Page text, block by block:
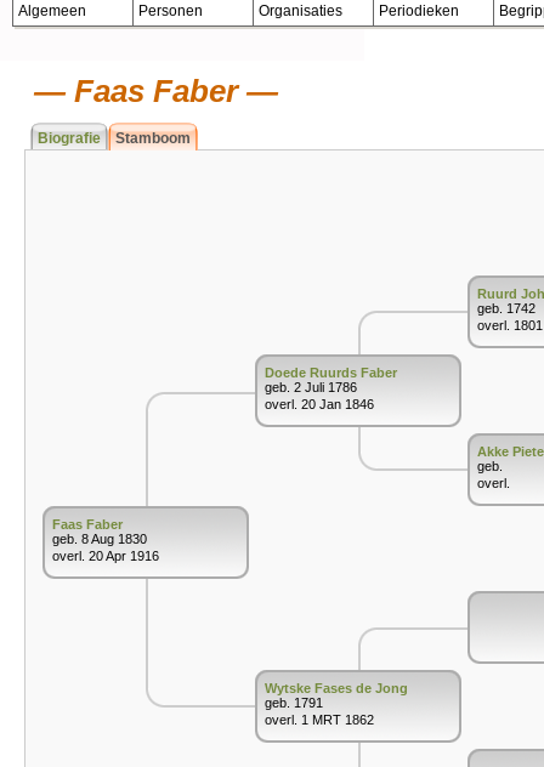
Algemeen Personen Organisaties Periodieken
Faas Faber
Biografie Stamboom
Faas Faber
geb. 8 Aug 1830
overl. 20 Apr 1916
Doede Ruurds Faber
geb. 2 Juli 1786
overl. 20 Jan 1846
Wytske Fases de Jong
geb. 1791
overl. 1 MRT 1862
Ruurd
geb. 1742
overl. 1801
Akke
geb.
overl.